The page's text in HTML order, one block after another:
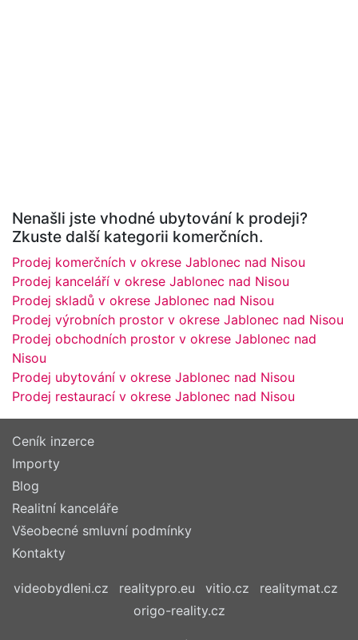
Nenašli jste vhodné ubytování k prodeji?
Zkuste další kategorii komerčních.
Prodej komerčních v okrese Jablonec nad Nisou
Prodej kanceláří v okrese Jablonec nad Nisou
Prodej skladů v okrese Jablonec nad Nisou
Prodej výrobních prostor v okrese Jablonec nad Nisou
Prodej obchodních prostor v okrese Jablonec nad
Nisou
Prodej ubytování v okrese Jablonec nad Nisou
Prodej restaurací v okrese Jablonec nad Nisou
Ceník inzerce
Importy
Blog
Realitní kanceláře
Všeobecné smluvní podmínky
Kontakty
videobydleni.cz realitypro.eu vitio.cz
realitymat.cz
origo-reality.cz